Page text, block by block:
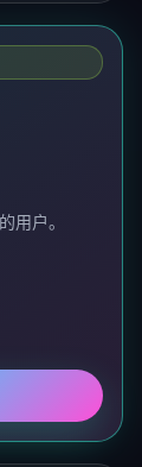
用户。